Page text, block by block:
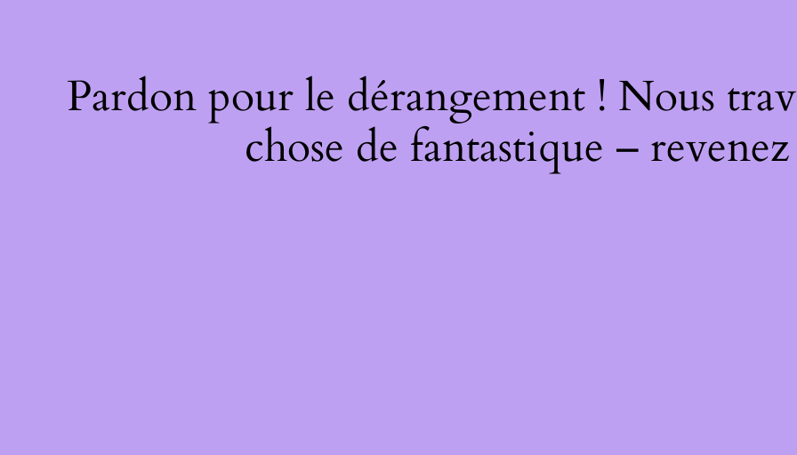
Pardon pour le dérangement ! Nous
chose de fantastique –